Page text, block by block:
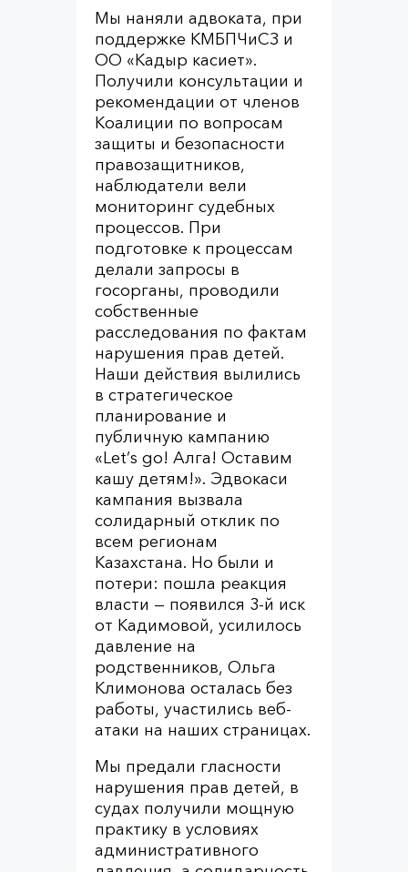
Мы наняли адвоката, при
поддержке КМБПЧиСЗ и
ОО «Кадыр касиет».
Получили консультации и
рекомендации от членов
Коалиции по вопросам
защиты и безопасности
правозащитников,
наблюдатели вели
мониторинг судебных
процессов. При
подготовке к процессам
делали запросы в
госорганы, проводили
собственные
расследования по фактам
нарушения прав детей.
Наши действия вылились
в стратегическое
планирование и
публичную кампанию
«Let’s go! Алга! Оставим
кашу детям!». Эдвокаси
кампания вызвала
солидарный отклик по
всем регионам
Казахстана. Но были и
потери: пошла реакция
власти — появился 3-й иск
от Кадимовой, усилилось
давление на
родственников, Ольга
Климонова осталась без
работы, участились веб-
атаки на наших страницах.
Мы предали гласности
нарушения прав детей, в
судах получили мощную
практику в условиях
административного